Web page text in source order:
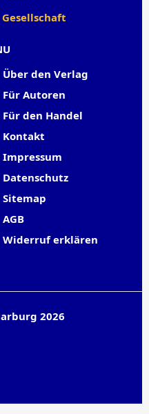
Über den Verlag
Für Autoren
Für den Handel
Kontakt
Impressum
Datenschutz
Sitemap
AGB
Widerruf erklären
2026